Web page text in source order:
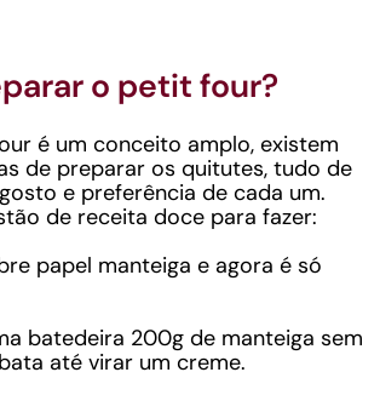
o petit four?
é um conceito amplo, existem
de preparar os quitutes, tudo de
e preferência de cada um.
de receita doce para fazer:
papel manteiga e agora é só
batedeira 200g de manteiga sem
até virar um creme.